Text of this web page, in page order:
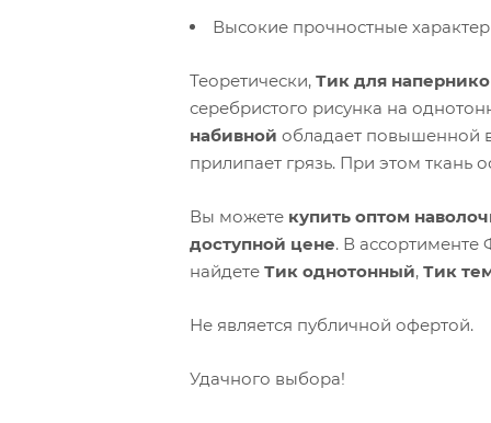
Высокие прочностные
Теоретически, Тик для
серебристого рисунка на
набивной обладает повышенной
прилипает грязь. При этом ткань
Вы можете купить оптом
доступной цене. В ассортименте
найдете Тик однотонный, Тик
Не является публичной офертой.
Удачного выбора!